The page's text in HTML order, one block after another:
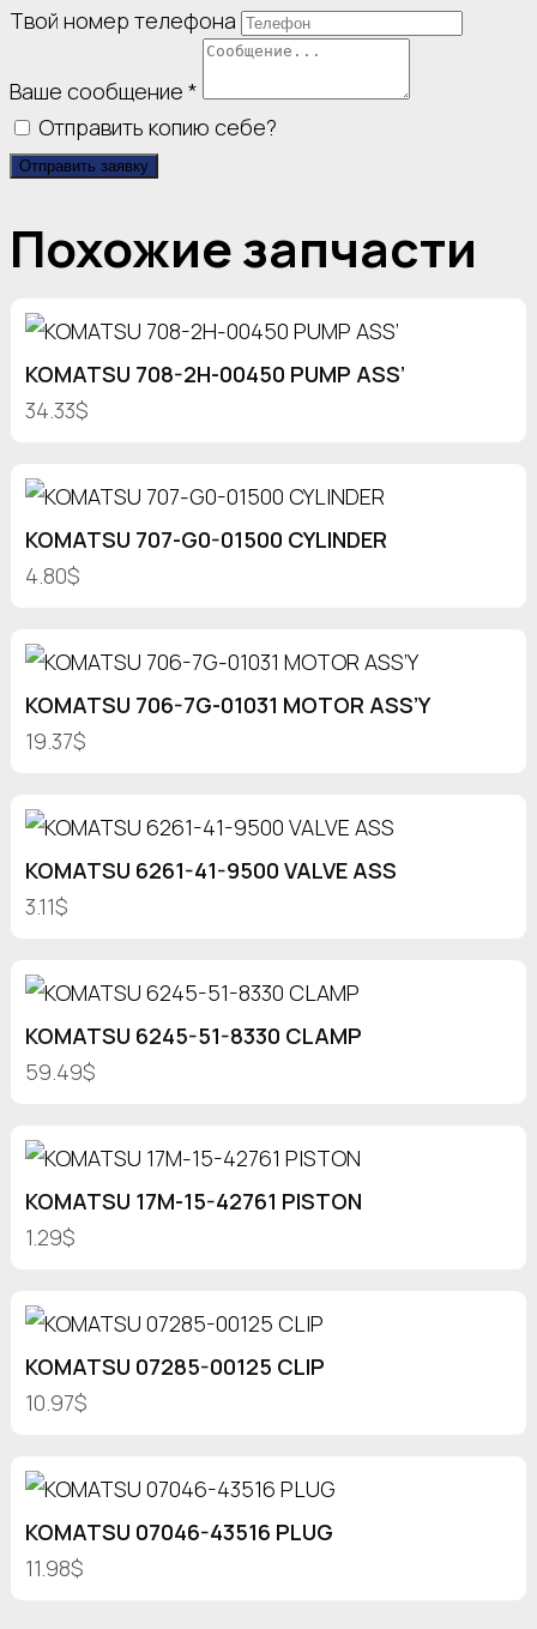
Твой номер телефона
Ваше сообщение *
Отправить копию себе?
Отправить заявку
Похожие запчасти
KOMATSU 708-2H-00450 PUMP ASS’
34.33$
KOMATSU 707-G0-01500 CYLINDER
4.80$
KOMATSU 706-7G-01031 MOTOR ASS’Y
19.37$
KOMATSU 6261-41-9500 VALVE ASS
3.11$
KOMATSU 6245-51-8330 CLAMP
59.49$
KOMATSU 17M-15-42761 PISTON
1.29$
KOMATSU 07285-00125 CLIP
10.97$
KOMATSU 07046-43516 PLUG
11.98$